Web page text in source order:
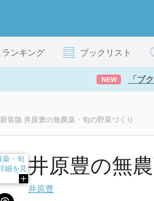
ランキング ブックリスト
NEW 「ブ
新装版 井原豊の無農薬・旬の野菜づくり
井原豊の無
井原豊